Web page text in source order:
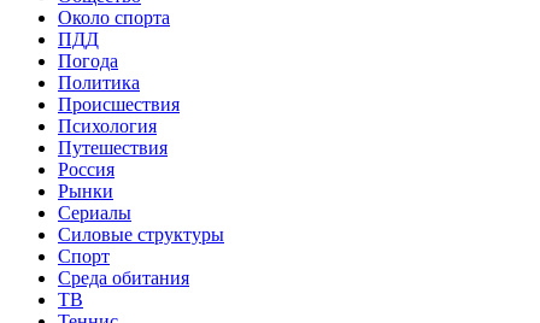
Около спорта
ПДД
Погода
Политика
Происшествия
Психология
Путешествия
Россия
Рынки
Сериалы
Силовые структуры
Спорт
Среда обитания
ТВ